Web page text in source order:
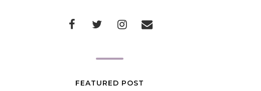
FEATURED POST